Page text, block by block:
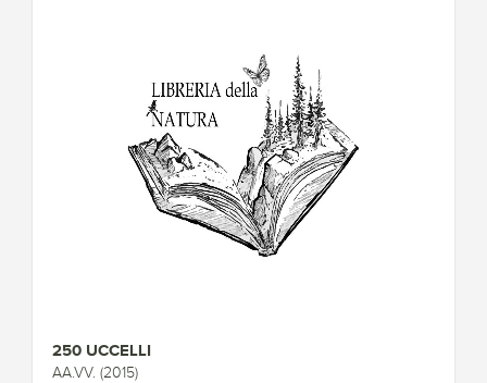
250 UCCELLI
AA.VV. (2015)